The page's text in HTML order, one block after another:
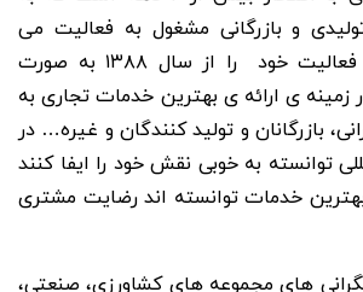
و بازرگانی مشغول به فعالیت می
باشد. این مجموعه فعالیت خود را از سال ۱۳۸۸ به صورت
زمینه ی ارائه ی بهترین خدمات تجاری به
بازرگانان و تولید کنندگان و غیره… در
توانسته به خوبی نقش خود را ایفا کنند
بهترین خدمات توانسته اند رضایت مشتری
های مجموعه های کشاورزی، صنعتی،